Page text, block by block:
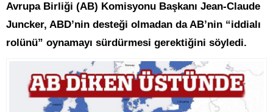
Avrupa Birliği (AB) Komisyonu Başkanı Jean-Claude
Juncker, ABD’nin desteği olmadan da AB’nin “iddialı
rolünü” oynamayı sürdürmesi gerektiğini söyledi.